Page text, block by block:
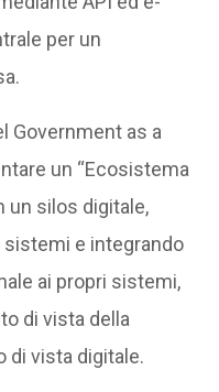
per un
Government as a
un “Ecosistema
un silos digitale,
sistemi e integrando
ai propri sistemi,
di vista della
di vista digitale.